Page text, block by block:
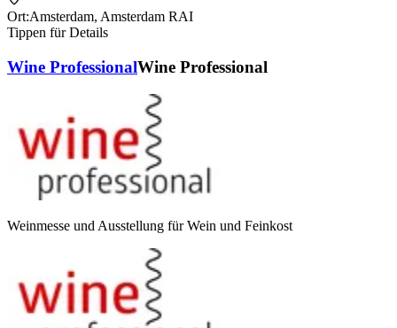
Ort:Amsterdam, Amsterdam RAI
Tippen für Details
Wine ProfessionalWine Professional
Weinmesse und Ausstellung für Wein und Feinkost